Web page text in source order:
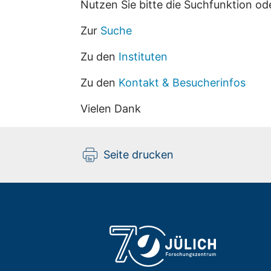
Nutzen Sie bitte die Suchfunktion
Zur Suche
Zu den Instituten
Zu den Kontakt & Besucherinfos
Vielen Dank
Seite drucken